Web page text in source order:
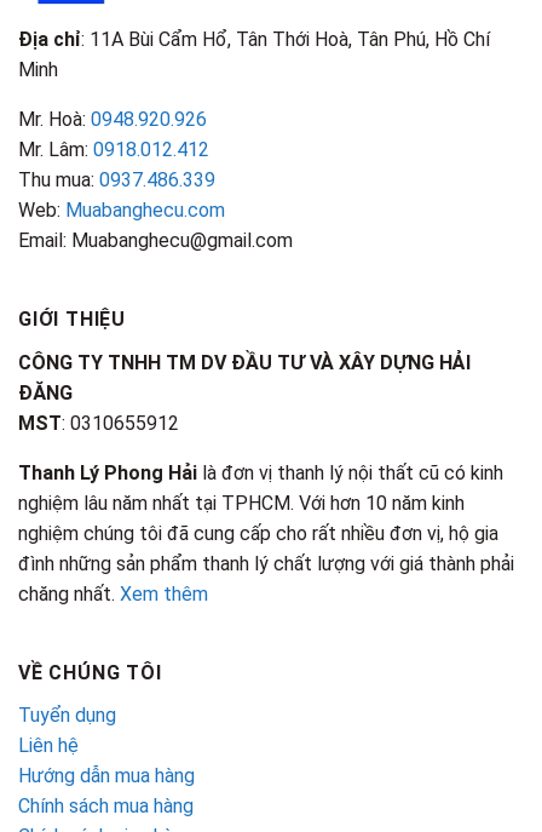
Địa chỉ: 11A Bùi Cẩm Hổ, Tân Thới Hoà, Tân Phú, Hồ Chí
Minh
Mr. Hoà: 0948.920.926
Mr. Lâm: 0918.012.412
Thu mua: 0937.486.339
Web: Muabanghecu.com
Email: Muabanghecu@gmail.com
GIỚI THIỆU
CÔNG TY TNHH TM DV ĐẦU TƯ VÀ XÂY DỰNG HẢI
ĐĂNG
MST: 0310655912
Thanh Lý Phong Hải là đơn vị thanh lý nội thất cũ có kinh
nghiệm lâu năm nhất tại TPHCM. Với hơn 10 năm kinh
nghiệm chúng tôi đã cung cấp cho rất nhiều đơn vị, hộ gia
đình những sản phẩm thanh lý chất lượng với giá thành phải
chăng nhất. Xem thêm
VỀ CHÚNG TÔI
Tuyển dụng
Liên hệ
Hướng dẫn mua hàng
Chính sách mua hàng